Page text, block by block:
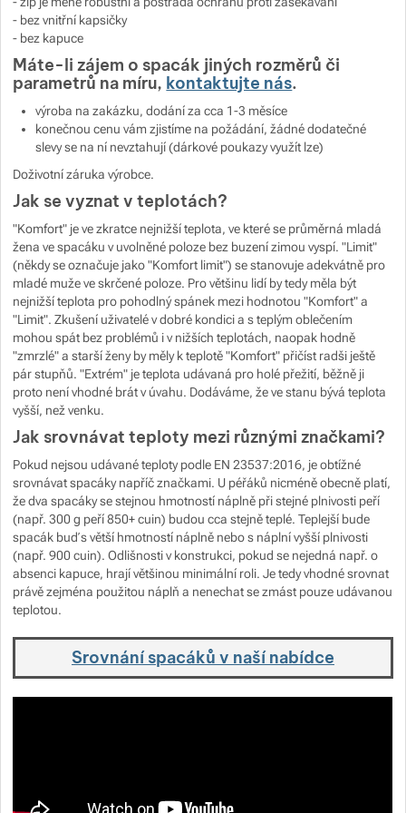
- bez vnitřní kapsičky
- bez kapuce
Máte-li zájem o spacák jiných rozměrů či
parametrů na míru, kontaktujte nás.
výroba na zakázku, dodání za cca 1-3 měsíce
konečnou cenu vám zjistíme na požádání, žádné dodatečné
slevy se na ní nevztahují (dárkové poukazy využít lze)
Doživotní záruka výrobce.
Jak se vyznat v teplotách?
"Komfort" je ve zkratce nejnižší teplota, ve které se průměrná mladá
žena ve spacáku v uvolněné poloze bez buzení zimou vyspí. "Limit"
(někdy se označuje jako "Komfort limit") se stanovuje adekvátně pro
mladé muže ve skrčené poloze. Pro většinu lidí by tedy měla být
nejnižší teplota pro pohodlný spánek mezi hodnotou "Komfort" a
"Limit". Zkušení uživatelé v dobré kondici a s teplým oblečením
mohou spát bez problémů i v nižších teplotách, naopak hodně
"zmrzlé" a starší ženy by měly k teplotě "Komfort" přičíst radši ještě
pár stupňů. "Extrém" je teplota udávaná pro holé přežití, běžně ji
proto není vhodné brát v úvahu. Dodáváme, že ve stanu bývá teplota
vyšší, než venku.
Jak srovnávat teploty mezi různými značkami?
Pokud nejsou udávané teploty podle EN 23537:2016, je obtížné
srovnávat spacáky napříč značkami. U péřáků nicméně obecně platí,
že dva spacáky se stejnou hmotností náplně při stejné plnivosti peří
(např. 300 g peří 850+ cuin) budou cca stejně teplé. Teplejší bude
spacák buď s větší hmotností náplně nebo s náplní vyšší plnivosti
(např. 900 cuin). Odlišnosti v konstrukci, pokud se nejedná např. o
absenci kapuce, hrají většinou minimální roli. Je tedy vhodné srovnat
právě zejména použitou náplň a nenechat se zmást pouze udávanou
teplotou.
Srovnání spacáků v naší nabídce